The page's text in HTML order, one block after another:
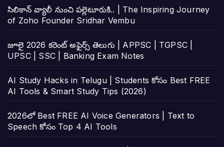
సిలికాన్ వ్యాలీ నుంచి పల్లెటూరుకి.. | The Inspiring Journey
of Zoho Founder Sridhar Vembu
జూలై 2026 కరెంట్ అఫైర్స్ తెలుగు | APPSC | TGPSC |
UPSC | SSC | Banking Exam Notes
AI Study Hacks in Telugu | Students కోసం Best FREE
AI Tools & Smart Study Tips (2026)
2026లో Best FREE AI Voice Generators | Text to
Speech కోసం Top 4 AI Tools